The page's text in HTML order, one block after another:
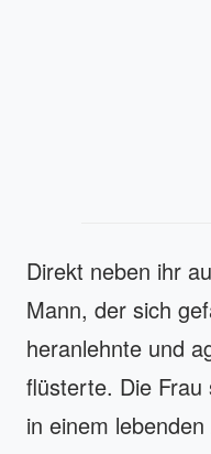
Direkt neben ihr
Mann, der sich
heranlehnte und
flüsterte. Die
in einem